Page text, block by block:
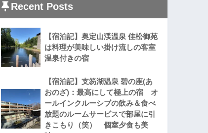
Recent Posts
【宿泊記】奥定山渓温泉 佳松御苑
は料理が美味しい掛け流しの客室
温泉付きの宿
【宿泊記】支笏湖温泉 碧の座(あ
おのざ)：最高にして極上の宿 オ
ールインクルーシブの飲み＆食べ
放題のルームサービスで部屋に引
きこもり（笑） 個室夕食も美